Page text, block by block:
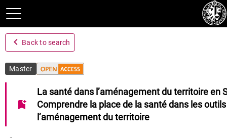
navigate_before Back to search
Master
bookmark_add
La santé dans l’aménagement du territoire en
Comprendre la place de la santé dans les
l’aménagement du territoire